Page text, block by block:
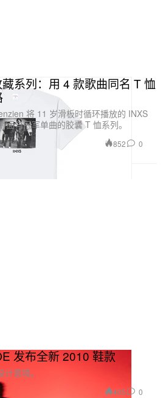
系列：用 4 款歌曲同名 T 恤
将 11 岁滑板时循环播放的 INXS
与冠军单曲的胶囊 T 恤系列。
852 0
发布全新 2010 鞋款
意境。
405 0